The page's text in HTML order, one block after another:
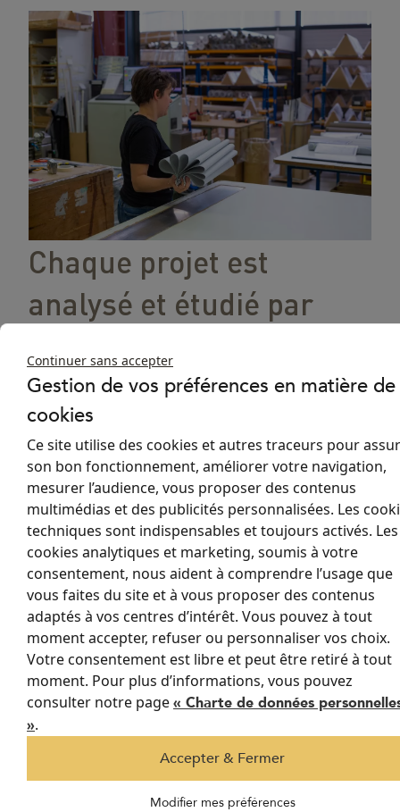
Chaque projet est
analysé et étudié par
notre bureau d’études.
Nos stores anti-chaleur sont confectionnés sur mesure dans
notre atelier de Limoux, en Occitanie, par nos couturières et
notre équipe de passionnés. Tout est pensé dans les
résultat à la hauteur de vos attentes.
Les questions les plus
posées
Vous avez des questions sur nos stores ou besoin
d'assistance personnalisée pour votre projet ?
Découvrez toutes les réponses dans notre FAQ ou contactez
l'équipe REFLEX’SOL dès maintenant.
Cliquez ici pour en savoir plus et faire le premier pas vers la
solution de protection solaire idéale.
Vous pouvez compter sur nous pour vous accompagner
Continuer sans accepter
Gestion de vos préférences en matière de
cookies
Ce site utilise des cookies et autres traceurs pour
son bon fonctionnement, améliorer votre navigation,
mesurer l’audience, vous proposer des contenus
multimédias et des publicités personnalisées. Les
techniques sont indispensables et toujours activés. Les
cookies analytiques et marketing, soumis à votre
consentement, nous aident à comprendre l’usage que
vous faites du site et à vous proposer des contenus
adaptés à vos centres d’intérêt. Vous pouvez à tout
moment accepter, refuser ou personnaliser vos choix.
Votre consentement est libre et peut être retiré à tout
moment. Pour plus d’informations, vous pouvez
consulter notre page« Charte de données
».
Accepter & Fermer
Modifier mes préférences